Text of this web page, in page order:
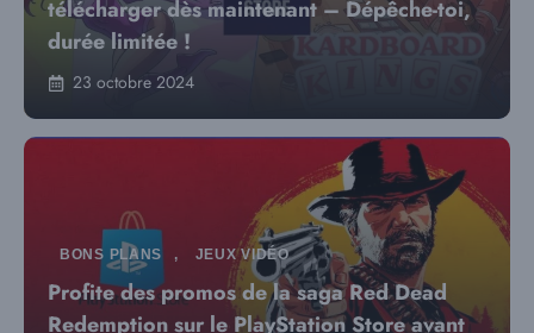
télécharger dès maintenant – Dépêche-toi,
durée limitée !
23 octobre 2024
BONS PLANS , JEUX VIDÉO
Profite des promos de la saga Red Dead
Redemption sur le PlayStation Store avant